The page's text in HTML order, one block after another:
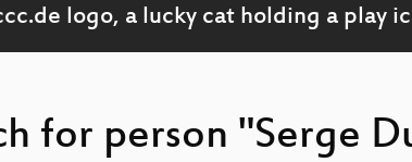
for person "Serge